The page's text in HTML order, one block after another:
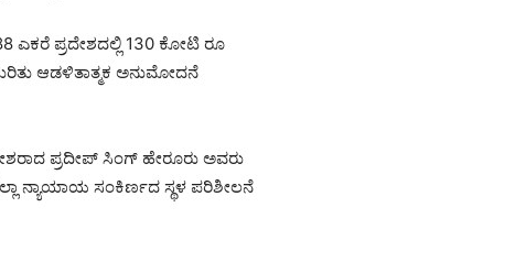
ಎಕರೆ ಪ್ರದೇಶದಲ್ಲಿ 130 ಕೋಟಿ ರೂ
ಆಡಳಿತಾತ್ಮಕ ಅನುಮೋದನೆ
ಪ್ರದೀಪ್ ಸಿಂಗ್ ಹೇರೂರು ಅವರು
ನ್ಯಾಯಾಯ ಸಂಕಿರ್ಣದ ಸ್ಥಳ ಪರಿಶೀಲನೆ